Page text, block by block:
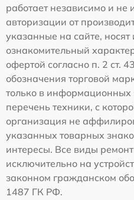
работает независимо и не
авторизации от
указанные на сайте,
ознакомительный
офертой согласно п. 2 ст.
обозначения торговой
только в информационных
перечень техники, с
организация не
указанных товарных
интересы. Все виды
исключительно на
законном гражданском
1487 ГК РФ.